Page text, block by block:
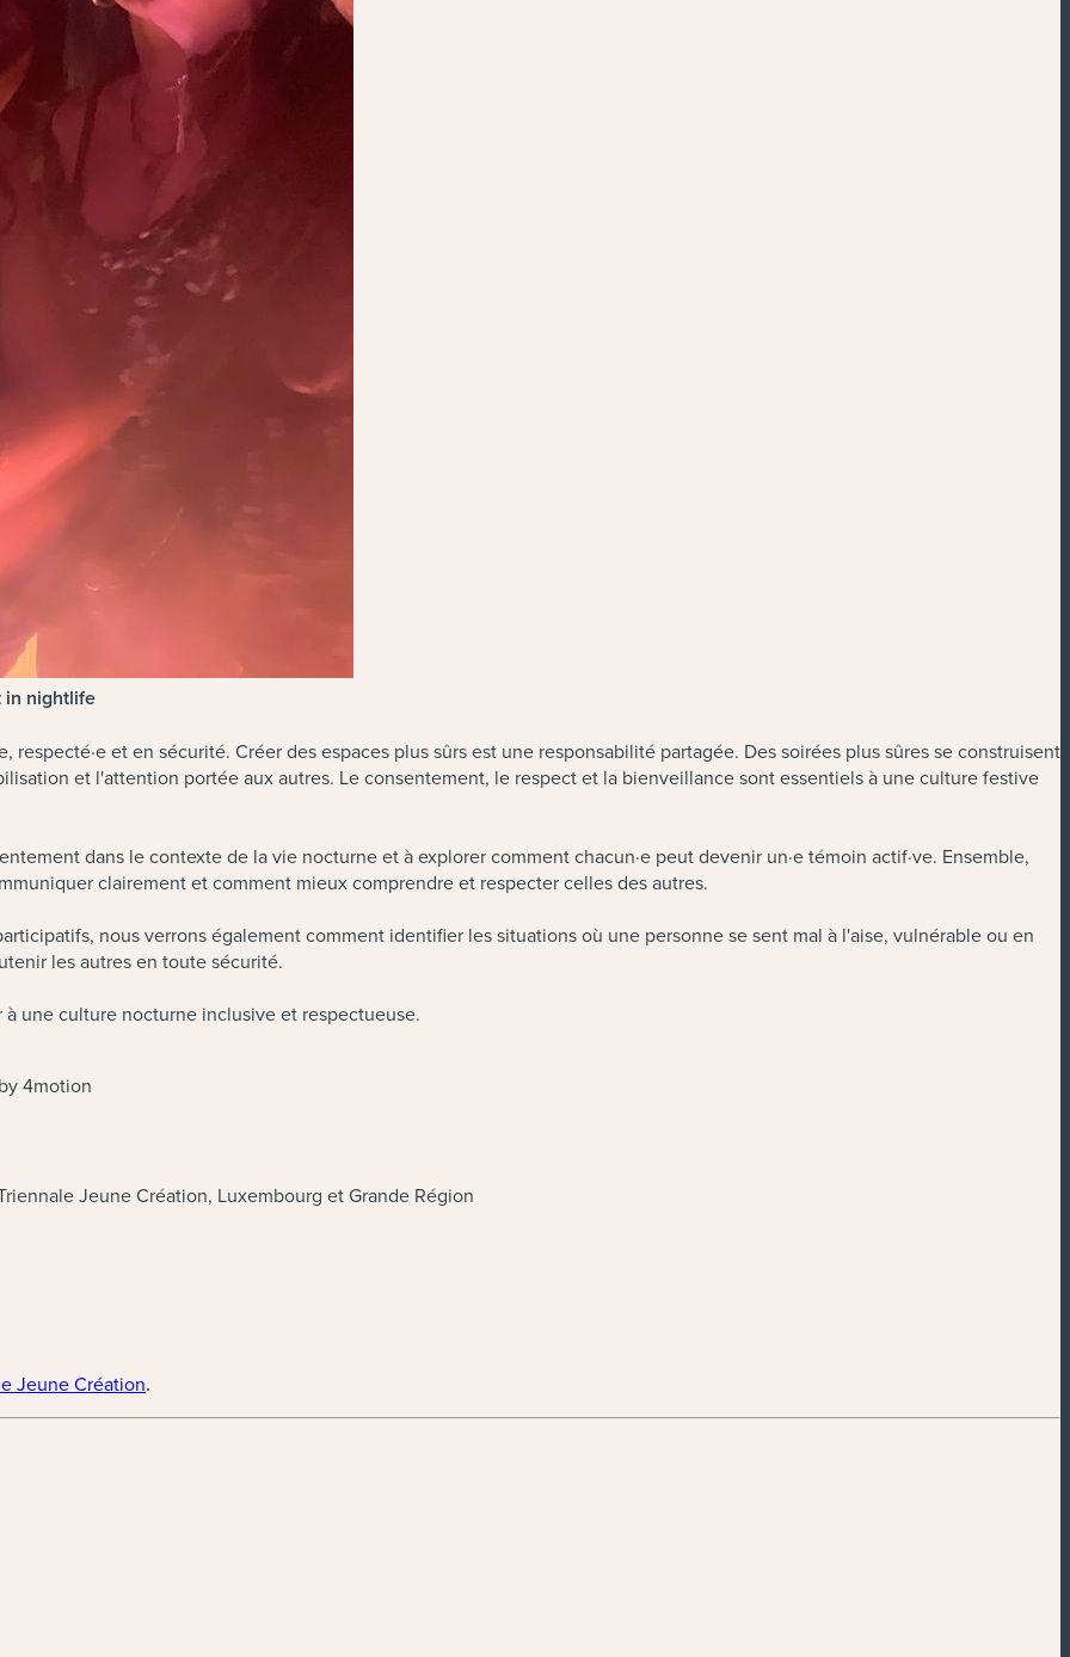
in nightlife
et en sécurité. Créer des espaces plus sûrs est une responsabilité partagée. Des soirées plus sûres se construisent
et l'attention portée aux autres. Le consentement, le respect et la bienveillance sont essentiels à une culture festive
dans le contexte de la vie nocturne et à explorer comment chacun·e peut devenir un·e témoin actif·ve. Ensemble,
clairement et comment mieux comprendre et respecter celles des autres.
nous verrons également comment identifier les situations où une personne se sent mal à l'aise, vulnérable ou en
les autres en toute sécurité.
une culture nocturne inclusive et respectueuse.
4motion
Jeune Création, Luxembourg et Grande Région
Jeune Création.